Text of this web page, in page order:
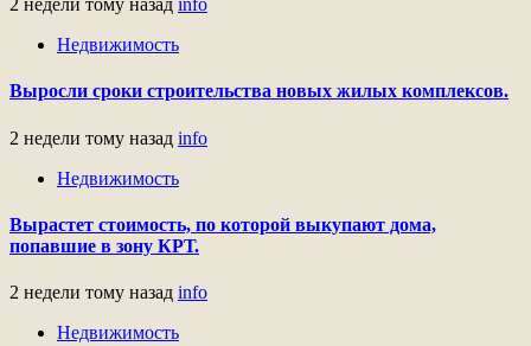
2 недели тому назад info
Недвижимость
Выросли сроки строительства новых жилых комплексов.
2 недели тому назад info
Недвижимость
Вырастет стоимость, по которой выкупают дома,
попавшие в зону КРТ.
2 недели тому назад info
Недвижимость